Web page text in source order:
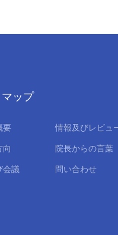
ップ
要
向
会議
情報及びレビュ
院長からの言葉
問い合わせ